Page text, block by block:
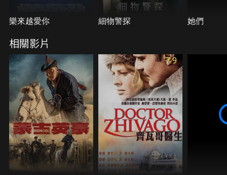
樂來越愛你 細物警探 她們
相關影片
7.9